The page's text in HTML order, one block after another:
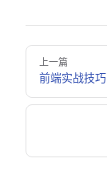
Pager
上一篇
前端实战技巧